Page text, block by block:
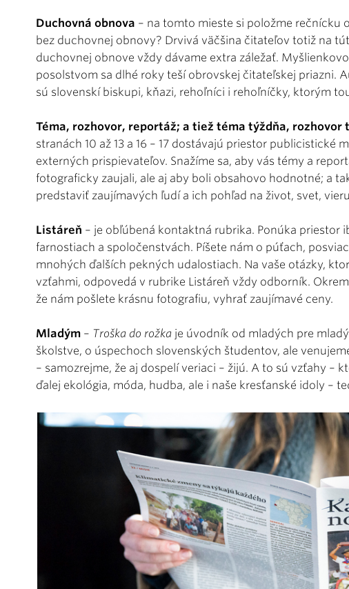
Duchovná obnova – na tomto mieste si položme rečnícku
bez duchovnej obnovy? Drvivá väčšina čitateľov totiž na
duchovnej obnove vždy dávame extra záležať.
posolstvom sa dlhé roky teší obrovskej čitateľskej priazni.
sú slovenskí biskupi, kňazi, rehoľníci i rehoľníčky, ktorým
Téma, rozhovor, reportáž; a tiež téma týždňa, rozhovor
stranách 10 až 13 a 16 – 17 dostávajú priestor publicistické
externých prispievateľov. Snažíme sa, aby vás témy a
fotograficky zaujali, ale aj aby boli obsahovo hodnotné; a
predstaviť zaujímavých ľudí a ich pohľad na život, svet,
Listáreň – je obľúbená kontaktná rubrika. Ponúka priestor
farnostiach a spoločenstvách. Píšete nám o púťach,
mnohých ďalších pekných udalostiach. Na vaše otázky,
vzťahmi, odpovedá v rubrike Listáreň vždy odborník.
že nám pošlete krásnu fotografiu, vyhrať zaujímavé ceny.
Mladým – Troška do rožka je úvodník od mladých pre
školstve, o úspechoch slovenských študentov, ale
– samozrejme, že aj dospelí veriaci – žijú. A to sú vzťahy –
ďalej ekológia, móda, hudba, ale i naše kresťanské idoly –